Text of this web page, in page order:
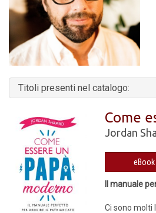
Titoli presenti nel catalogo:
Come
Jordan
Il manuale
Ci sono molti